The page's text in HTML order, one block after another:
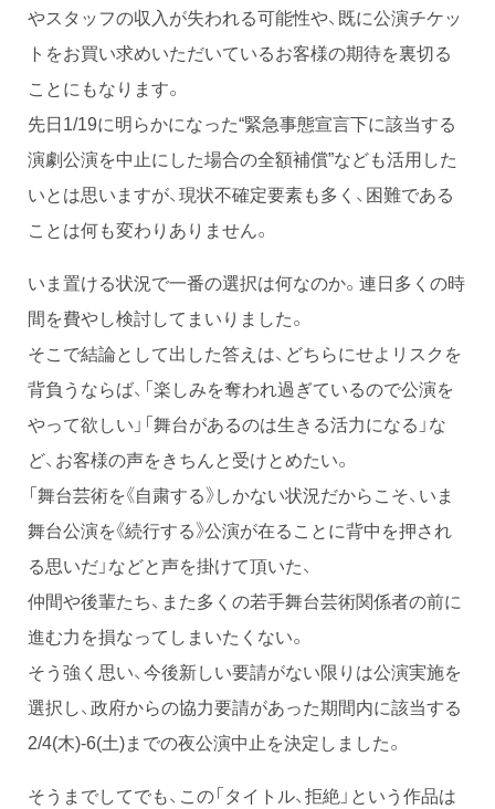
やスタッフの収入が失われる可能性や、既に公演チケッ
トをお買い求めいただいているお客様の期待を裏切る
ことにもなります。
先日1/19に明らかになった“緊急事態宣言下に該当する
演劇公演を中止にした場合の全額補償”なども活用した
いとは思いますが、現状不確定要素も多く、困難である
ことは何も変わりありません。
いま置ける状況で一番の選択は何なのか。連日多くの時
間を費やし検討してまいりました。
そこで結論として出した答えは、どちらにせよリスクを
背負うならば、「楽しみを奪われ過ぎているので公演を
やって欲しい」「舞台があるのは生きる活力になる」な
ど、お客様の声をきちんと受けとめたい。
「舞台芸術を《自粛する》しかない状況だからこそ、いま
舞台公演を《続行する》公演が在ることに背中を押され
る思いだ」などと声を掛けて頂いた、
仲間や後輩たち、また多くの若手舞台芸術関係者の前に
進む力を損なってしまいたくない。
そう強く思い、今後新しい要請がない限りは公演実施を
選択し、政府からの協力要請があった期間内に該当する
2/4(木)-6(土)までの夜公演中止を決定しました。
そうまでしてでも、この「タイトル、拒絶」という作品は